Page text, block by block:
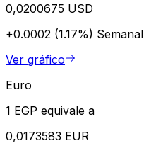
0,0200675 USD
+0.0002 (1.17%) Semanal
Ver gráfico
Euro
1 EGP equivale a
0,0173583 EUR